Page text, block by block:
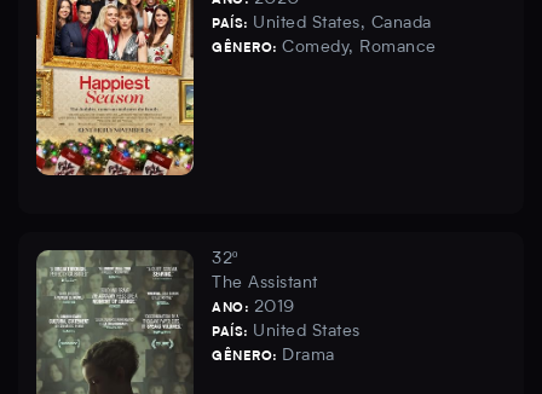
PAÍS: United States, Canada
GÊNERO: Comedy, Romance
32º
The Assistant
ANO: 2019
PAÍS: United States
GÊNERO: Drama